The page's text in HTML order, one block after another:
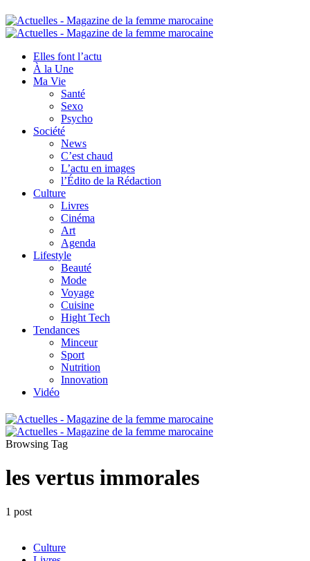
Elles font l’actu
À la Une
Ma Vie
Santé
Sexo
Psycho
Société
News
C’est chaud
L’actu en images
l’Édito de la Rédaction
Culture
Livres
Cinéma
Art
Agenda
Lifestyle
Beauté
Mode
Voyage
Cuisine
Hight Tech
Tendances
Minceur
Sport
Nutrition
Innovation
Vidéo
Browsing Tag
les vertus immorales
1 post
Culture